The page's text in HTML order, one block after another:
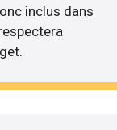
inclus dans